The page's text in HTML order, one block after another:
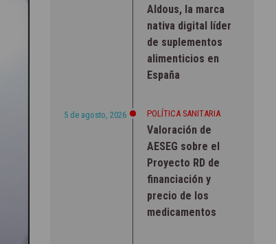
Aldous, la marca
nativa digital líder
de suplementos
alimenticios en
España
5 de agosto, 2026 POLÍTICA SANITARIA
Valoración de
AESEG sobre el
Proyecto RD de
financiación y
precio de los
medicamentos